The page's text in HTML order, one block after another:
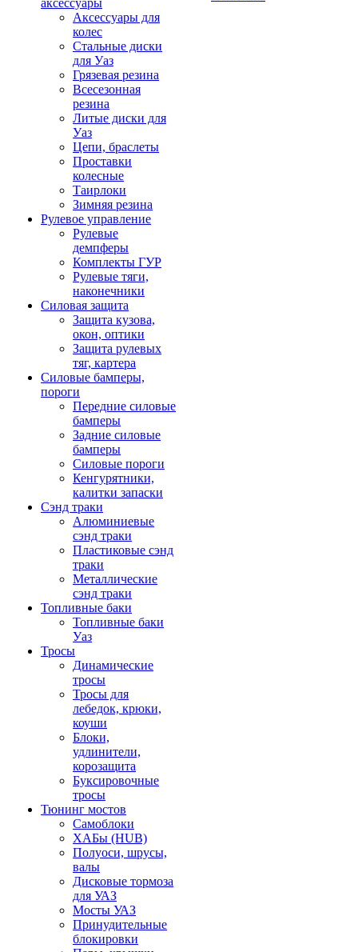
аксессуары
Аксессуары для
колес
Стальные диски
для Уаз
Грязевая резина
Всесезонная
резина
Литые диски для
Уаз
Цепи, браслеты
Проставки
колесные
Таирлоки
Зимняя резина
Рулевое управление
Рулевые
демпферы
Комплекты ГУР
Рулевые тяги,
наконечники
Силовая защита
Защита кузова,
окон, оптики
Защита рулевых
тяг, картера
Силовые бамперы,
пороги
Передние силовые
бамперы
Задние силовые
бамперы
Силовые пороги
Кенгурятники,
калитки запаски
Сэнд траки
Алюминиевые
сэнд траки
Пластиковые сэнд
траки
Металлические
сэнд траки
Топливные баки
Топливные баки
Уаз
Тросы
Динамические
тросы
Тросы для
лебедок, крюки,
коуши
Блоки,
удлинители,
корозащита
Буксировочные
тросы
Тюнинг мостов
Самоблоки
ХАБы (HUB)
Полуоси, шрусы,
валы
Дисковые тормоза
для УАЗ
Мосты УАЗ
Принудительные
блокировки